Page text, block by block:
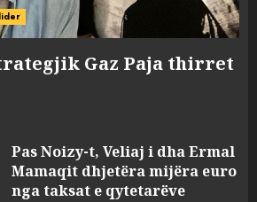
Gaz Paja thirret
Pas Noizy-t, Veliaj i dha Ermal
Mamaqit dhjetëra mijëra euro
nga taksat e qytetarëve
sulmuan “One Albania”,
ngjarja u fsheh. A u vodhën
serverat?